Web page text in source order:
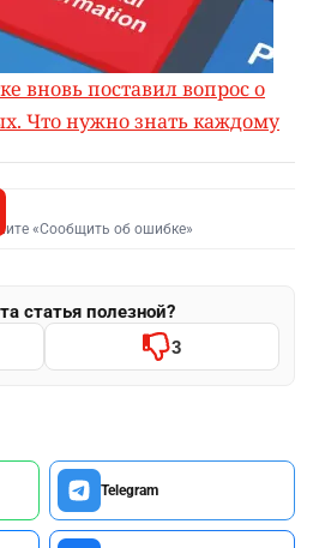
вновь поставил вопрос о
Что нужно знать каждому
«Сообщить об ошибке»
статья полезной?
3
Telegram